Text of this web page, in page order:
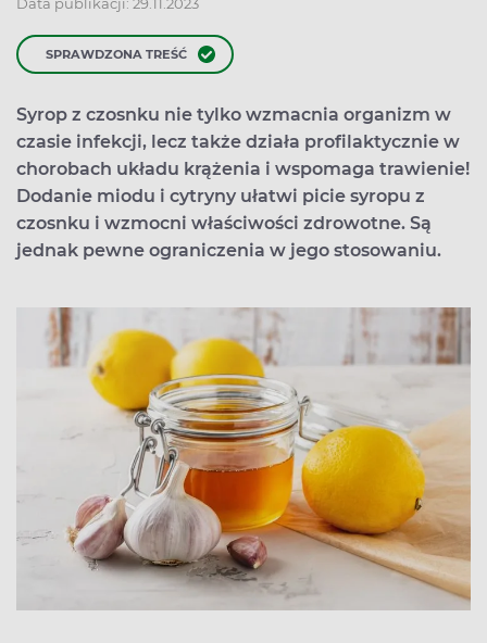
Data publikacji: 29.11.2023
SPRAWDZONA TREŚĆ
Syrop z czosnku nie tylko wzmacnia organizm w
czasie infekcji, lecz także działa profilaktycznie w
chorobach układu krążenia i wspomaga trawienie!
Dodanie miodu i cytryny ułatwi picie syropu z
czosnku i wzmocni właściwości zdrowotne. Są
jednak pewne ograniczenia w jego stosowaniu.